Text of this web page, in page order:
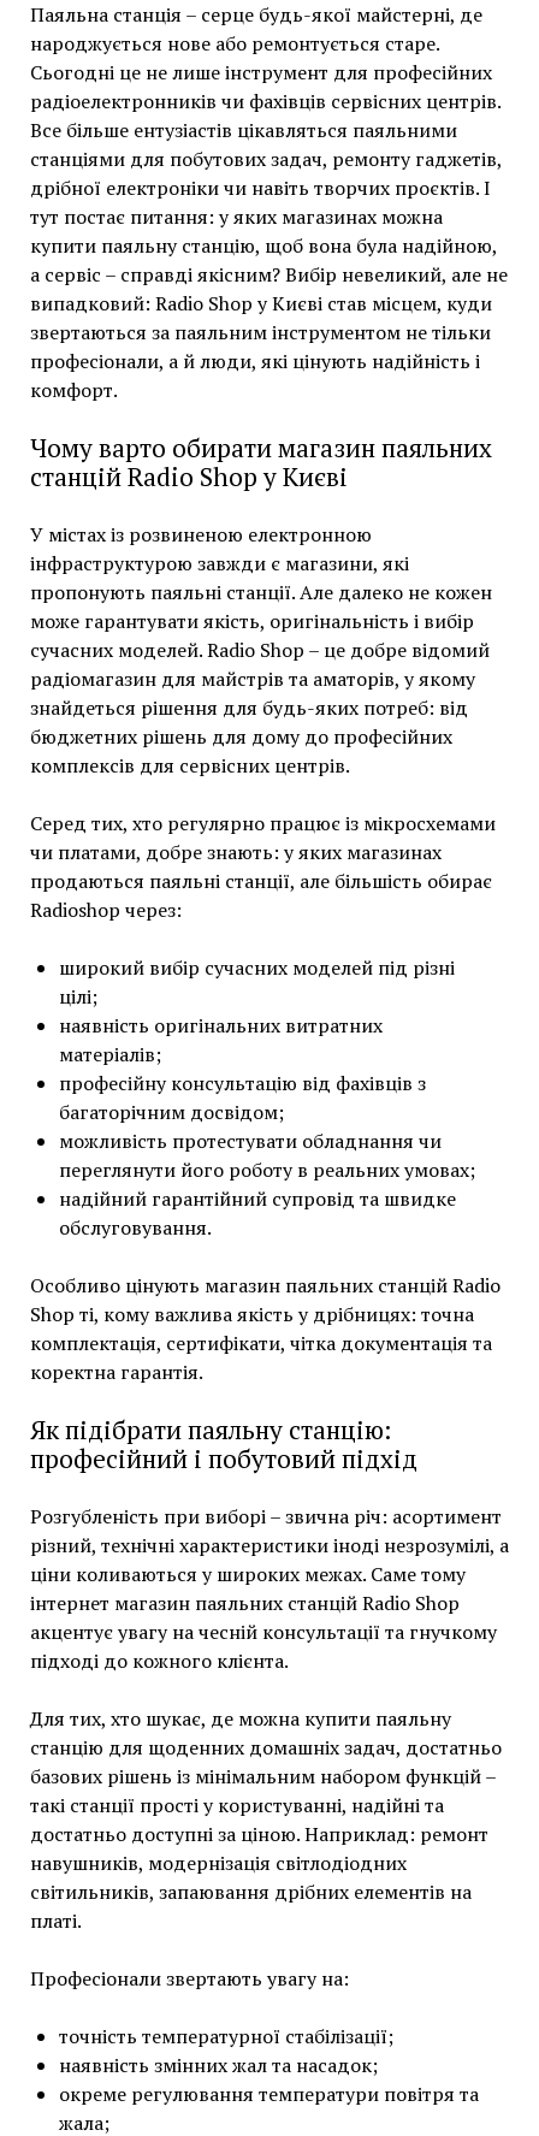
Паяльна станція – серце будь-якої майстерні, де
народжується нове або ремонтується старе.
Сьогодні це не лише інструмент для професійних
радіоелектронників чи фахівців сервісних центрів.
Все більше ентузіастів цікавляться паяльними
станціями для побутових задач, ремонту гаджетів,
дрібної електроніки чи навіть творчих проєктів. І
тут постає питання: у яких магазинах можна
купити паяльну станцію, щоб вона була надійною,
а сервіс – справді якісним? Вибір невеликий, але не
випадковий: Radio Shop у Києві став місцем, куди
звертаються за паяльним інструментом не тільки
професіонали, а й люди, які цінують надійність і
комфорт.
Чому варто обирати магазин паяльних
станцій Radio Shop у Києві
У містах із розвиненою електронною
інфраструктурою завжди є магазини, які
пропонують паяльні станції. Але далеко не кожен
може гарантувати якість, оригінальність і вибір
сучасних моделей. Radio Shop – це добре відомий
радіомагазин для майстрів та аматорів, у якому
знайдеться рішення для будь-яких потреб: від
бюджетних рішень для дому до професійних
комплексів для сервісних центрів.
Серед тих, хто регулярно працює із мікросхемами
чи платами, добре знають: у яких магазинах
продаються паяльні станції, але більшість обирає
Radioshop через:
широкий вибір сучасних моделей під різні
цілі;
наявність оригінальних витратних
матеріалів;
професійну консультацію від фахівців з
багаторічним досвідом;
можливість протестувати обладнання чи
переглянути його роботу в реальних умовах;
надійний гарантійний супровід та швидке
обслуговування.
Особливо цінують магазин паяльних станцій Radio
Shop ті, кому важлива якість у дрібницях: точна
комплектація, сертифікати, чітка документація та
коректна гарантія.
Як підібрати паяльну станцію:
професійний і побутовий підхід
Розгубленість при виборі – звична річ: асортимент
різний, технічні характеристики іноді незрозумілі, а
ціни коливаються у широких межах. Саме тому
інтернет магазин паяльних станцій Radio Shop
акцентує увагу на чесній консультації та гнучкому
підході до кожного клієнта.
Для тих, хто шукає, де можна купити паяльну
станцію для щоденних домашніх задач, достатньо
базових рішень із мінімальним набором функцій –
такі станції прості у користуванні, надійні та
достатньо доступні за ціною. Наприклад: ремонт
навушників, модернізація світлодіодних
світильників, запаювання дрібних елементів на
платі.
Професіонали звертають увагу на:
точність температурної стабілізації;
наявність змінних жал та насадок;
окреме регулювання температури повітря та
жала;